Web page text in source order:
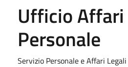
Ufficio Affari
Personale
Servizio Personale e Affari Legali